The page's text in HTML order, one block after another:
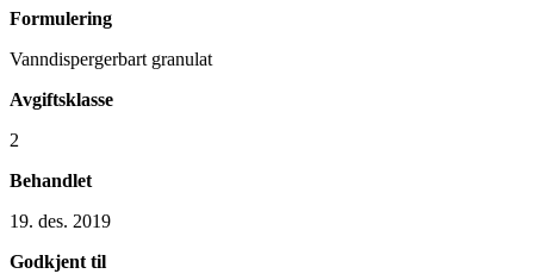
Formulering
Vanndispergerbart granulat
Avgiftsklasse
2
Behandlet
19. des. 2019
Godkjent til